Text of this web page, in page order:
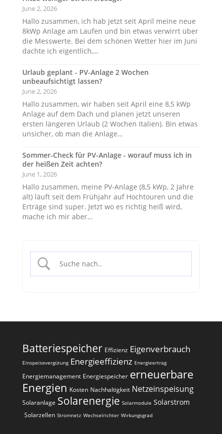
June 2, 2026
Hallo zusammen, ich hab jetzt seit April meine neue
8kWp Anlage am Laufen und bin etwas verwirrt über
die Messwerte. Bei dem schönen Wetter hier im Juni
dachte ich eigentlich,…
Urlaub geplant - PV-Anlage 2 Wochen
unbeaufsichtigt lassen?
June 2, 2026
Hallo zusammen, wir haben seit April eine 8,5 kWp
Anlage auf dem Dach und planen jetzt unseren
ersten längeren Urlaub (2 Wochen Italien). Bin etwas
unsicher, ob man die Anlage…
Sommer-Check für PV-Anlage - worauf muss ich in
der heißen Zeit achten?
June 1, 2026
Hallo zusammen, meine PV-Anlage (8,5 kWp, 2 Jahre
alt) läuft seit dem Frühjahr auf Hochtouren und die
Erträge sind super. Jetzt wo es richtig heiß wird,
mache ich mir aber…
Batteriespeicher Effizienz Eigenverbrauch
Einspeisevergütung Energieeffizienz Energieertrag
Energiemanagement Energiespeicher erneuerbare
Energien Kosten Nachhaltigkeit Netzeinspeisung
Solaranlage Solarenergie Solarmodule Solarstrom
Solarzellen Stromnetz Wechselrichter Wirkungsgrad